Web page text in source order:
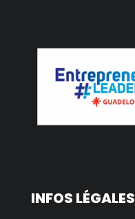
INFOS LÉGALES